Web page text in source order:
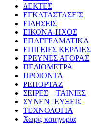
ΔΕΚΤΕΣ
ΕΓΚΑΤΑΣΤΑΣΕΙΣ
ΕΙΔΗΣΕΙΣ
ΕΙΚΟΝΑ-ΗΧΟΣ
ΕΠΑΓΓΕΛΜΑΤΙΚΑ
ΕΠΙΓΕΙΕΣ ΚΕΡΑΙΕΣ
ΕΡΕΥΝΕΣ ΑΓΟΡΑΣ
ΠΕΔΙΟΜΕΤΡΑ
ΠΡΟΙΟΝΤΑ
ΡΕΠΟΡΤΑΖ
ΣΕΙΡΕΣ – ΤΑΙΝΙΕΣ
ΣΥΝΕΝΤΕΥΞΕΙΣ
ΤΕΧΝΟΛΟΓΙΑ
Χωρίς κατηγορία